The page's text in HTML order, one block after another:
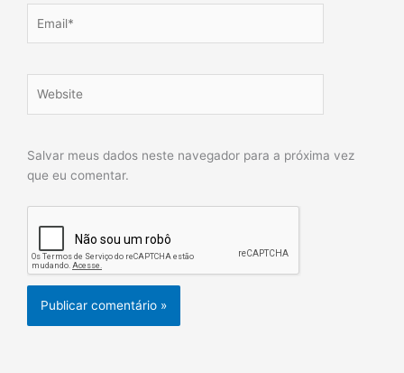
Salvar meus dados neste navegador para a próxima vez
que eu comentar.